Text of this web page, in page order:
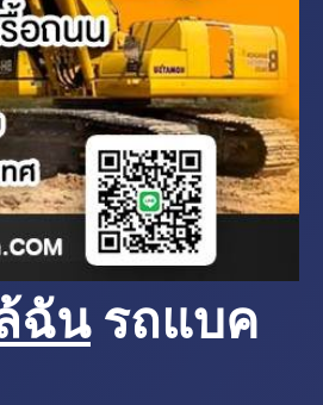
ฉันรถแบค